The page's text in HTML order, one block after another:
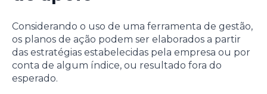
Considerando o uso de uma ferramenta de gestão,
os planos de ação podem ser elaborados a partir
das estratégias estabelecidas pela empresa ou por
conta de algum índice, ou resultado fora do
esperado.